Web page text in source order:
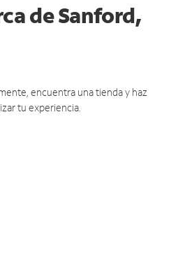
de Sanford,
encuentra una tienda y haz
tu experiencia.